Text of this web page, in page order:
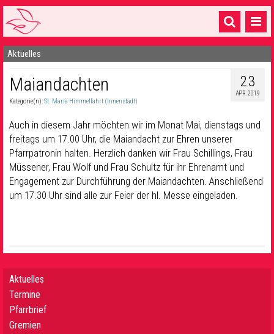
Startseite
1 Pfarrei
16 Gemeinden & mehr
Gottesdienste & Sinnsuche
Sakramente & Feste
Gemeinschaft & Soziales
Aktuelles
23
APR. 2019
Maiandachten
Kategorie(n):St. Mariä Himmelfahrt (Innenstadt)
Auch in diesem Jahr möchten wir im Monat Mai, dienstags und
freitags um 17.00 Uhr, die Maiandacht zur Ehren unserer
Pfarrpatronin halten. Herzlich danken wir Frau Schillings, Frau
Müssener, Frau Wolf und Frau Schultz für ihr Ehrenamt und
Engagement zur Durchführung der Maiandachten. Anschließend
um 17.30 Uhr sind alle zur Feier der hl. Messe eingeladen.
Aktuelles
Termine
Pfarrbrief
Gremien